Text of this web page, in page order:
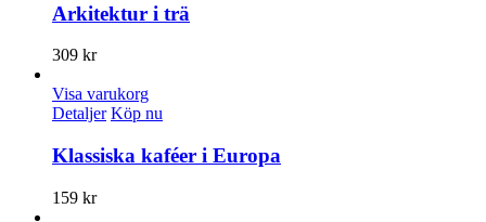
Arkitektur i trä
309 kr
Visa varukorg
Detaljer Köp nu
Klassiska kaféer i Europa
159 kr